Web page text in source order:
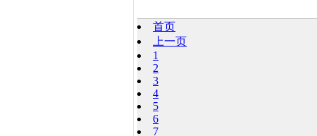
首页
上一页
1
2
3
4
5
6
7